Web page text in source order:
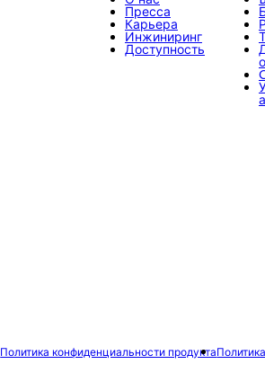
Пресса
Карьера
Инжиниринг
Доступность
Политика конфиденциальности продукта